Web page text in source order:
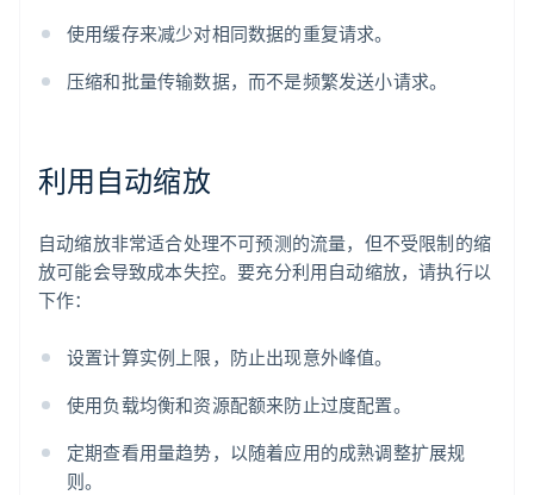
使用缓存来减少对相同数据的重复请求。
压缩和批量传输数据，而不是频繁发送小请求。
利用自动缩放
自动缩放非常适合处理不可预测的流量，但不受限制的缩
放可能会导致成本失控。要充分利用自动缩放，请执行以
下作：
设置计算实例上限，防止出现意外峰值。
使用负载均衡和资源配额来防止过度配置。
定期查看用量趋势，以随着应用的成熟调整扩展规
则。